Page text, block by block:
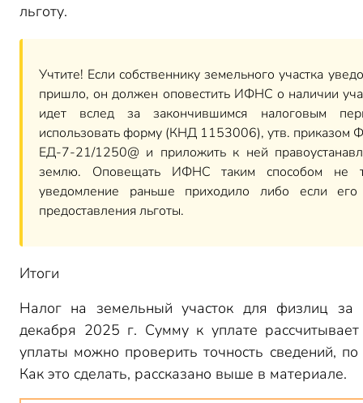
льготу.
Учтите! Если собственнику земельного участка
пришло, он должен оповестить ИФНС о наличии
идет вслед за закончившимся налоговым
использовать форму (КНД 1153006), утв.
ЕД-7-21/1250@ и приложить к ней
землю. Оповещать ИФНС таким способом не
уведомление раньше приходило либо если
предоставления льготы.
Итоги
Налог на земельный участок для физлиц
декабря 2025 г. Сумму к уплате
уплаты можно проверить точность сведений,
Как это сделать, рассказано выше в материале.